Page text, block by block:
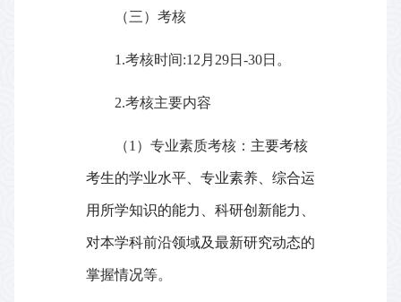
（三）考核
1.考核时间 :12月 29日 -30日。
2.考核主要内容
（1）专业素质考核： 主要考核
考生的学业水平、专业素养、综合运
用所学知识的能力、科研创新能力、
对本学科前沿领域及最新研究动态的
掌握情况等。